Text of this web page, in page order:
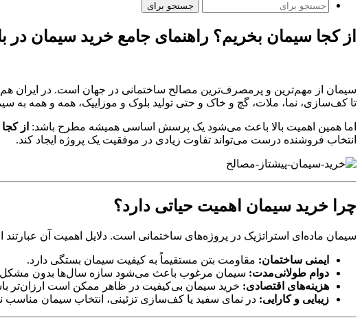
جستجو برای
از کجا سیمان بخریم؟ راهنمای جامع خرید سیمان در
سیمان از مهم‌ترین و پرمصرف‌ترین مصالح ساختمانی در جهان است. در ایران هم
تا کف‌سازی، نما، ملات، گچ و خاک و حتی تولید بلوک و موزاییک، همه و همه به
اما همین اهمیت بالا باعث می‌شود یک پرسش اساسی همیشه مطرح باشد: از
انتخاب فروشنده درست می‌تواند تفاوت زیادی در موفقیت یک پروژه ایجاد کند.
چرا خرید سیمان اهمیت حیاتی دارد؟
سیمان ماده‌ای استراتژیک در پروژه‌های ساختمانی است. دلایل اهمیت آن عبارتند
ایمنی ساختمان: مقاومت بتن مستقیماً به کیفیت سیمان بستگی دارد.
دوام طولانی‌مدت: سیمان مرغوب باعث می‌شود سازه سال‌ها بدون مشکل
هزینه‌های اقتصادی: خرید سیمان بی‌کیفیت در ظاهر ممکن است ارزان‌تر
زیبایی و کارایی: در نمای سفید یا کف‌سازی تزئینی، انتخاب سیمان مناسب